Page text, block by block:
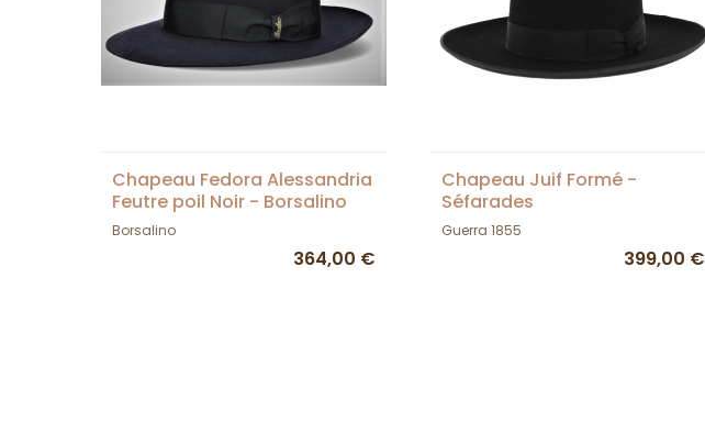
Chapeau Fedora Alessandria
Feutre poil Noir - Borsalino
Borsalino
364,00 €
Chapeau Juif Formé -
Séfarades
Guerra 1855
399,00 €